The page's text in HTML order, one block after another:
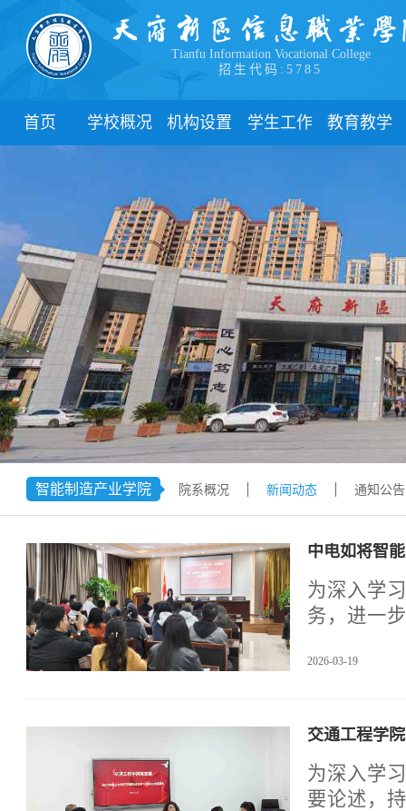
Tianfu Information Vocational College
招生代码:5785
首页 学校概况
学院领导
办学理念
办学特色
校园风貌
机构设置
职能部门
学生工作
新闻动态
团委
管理制度
学生风采
心理健康
学生资助
下载中心
联系我们
教育教学
教学制度
教学通知
教学动态
实践教学
专业建设
课程建设
教学改革
学术交流
智能制造产业学院
院系概况 新闻动态 通知公告
中电如将智
为深入学
务，进一
能力大赛
2026-03-19
交通工程学
为深入学
要论述，